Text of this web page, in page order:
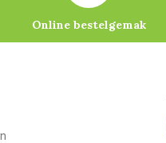
Online bestelgemak